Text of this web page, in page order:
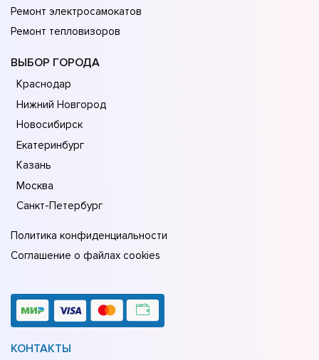
Ремонт электросамокатов
Ремонт тепловизоров
ВЫБОР ГОРОДА
Краснодар
Нижний Новгород
Новосибирск
Екатеринбург
Казань
Москва
Санкт-Петербург
Политика конфиденциальности
Соглашение о файлах cookies
КОНТАКТЫ